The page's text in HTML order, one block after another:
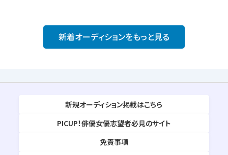
新着オーディションをもっと見る
新規オーディション掲載はこちら
PICUP！俳優女優志望者必見のサイト
免責事項